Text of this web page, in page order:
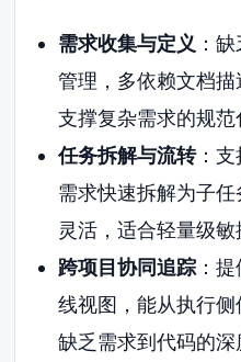
需求收集与定义 ：
管理，多依赖文档
支撑复杂需求的规范
任务拆解与流转：支
需求快速拆解为子
灵活，适合轻量级敏
跨项目协同追踪：提
线视图，能从执行
缺乏需求到代码的深